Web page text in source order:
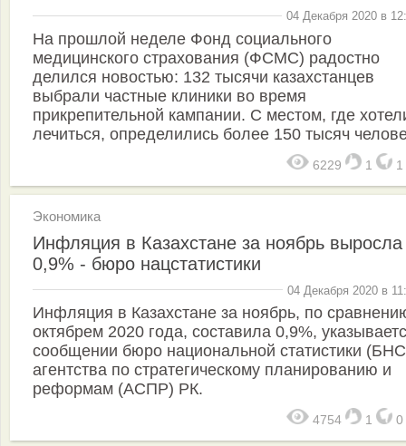
04 Декабря 2020 в
На прошлой неделе Фонд социального
медицинского страхования (ФСМС) радостно
делился новостью: 132 тысячи казахстанцев
выбрали частные клиники во время
прикрепительной кампании. C местом, где
лечиться, определились более 150 тысяч
6229 1 1
Экономика
Инфляция в Казахстане за ноябрь
0,9% - бюро нацстатистики
04 Декабря 2020 в
Инфляция в Казахстане за ноябрь, по
октябрем 2020 года, составила 0,9%,
сообщении бюро национальной статистики
агентства по стратегическому планированию и
реформам (АСПР) РК.
4754 1 0